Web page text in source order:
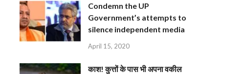
Condemn the UP
Government’s attempts to
silence independent media
April 15, 2020
काश! कुत्तों के पास भी अपना वकील